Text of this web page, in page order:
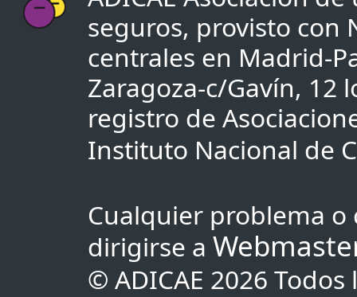
seguros, provisto con
centrales en Madrid-
Zaragoza-c/Gavín, 12
registro de
Instituto Nacional de
Cualquier problema
dirigirse a
© ADICAE 2026